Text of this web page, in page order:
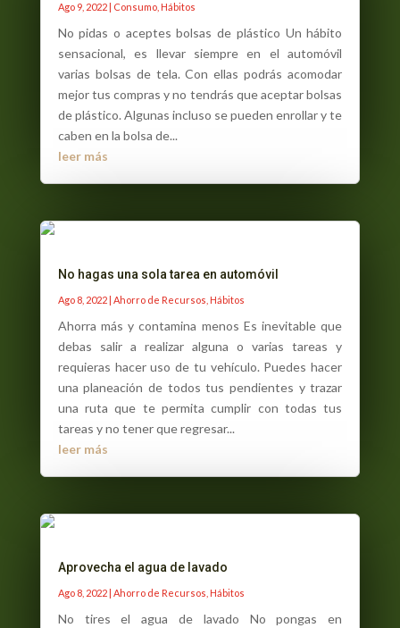
Ago 9, 2022| Consumo, Hábitos
No pidas o aceptes bolsas de plástico Un hábito
sensacional, es llevar siempre en el automóvil
varias bolsas de tela. Con ellas podrás acomodar
mejor tus compras y no tendrás que aceptar bolsas
de plástico. Algunas incluso se pueden enrollar y te
caben en la bolsa de...
leer más
No hagas una sola tarea en automóvil
Ago 8, 2022| Ahorro de Recursos Hábitos
Ahorra más y contamina menos Es inevitable que
debas salir a realizar alguna o varias tareas y
requieras hacer uso de tu vehículo. Puedes hacer
una planeación de todos tus pendientes y trazar
una ruta que te permita cumplir con todas tus
tareas y no tener que regresar...
leer más
Aprovecha el agua de lavado
Ago 8, 2022| Ahorro de Recursos Hábitos
No tires el agua de lavado No pongas en